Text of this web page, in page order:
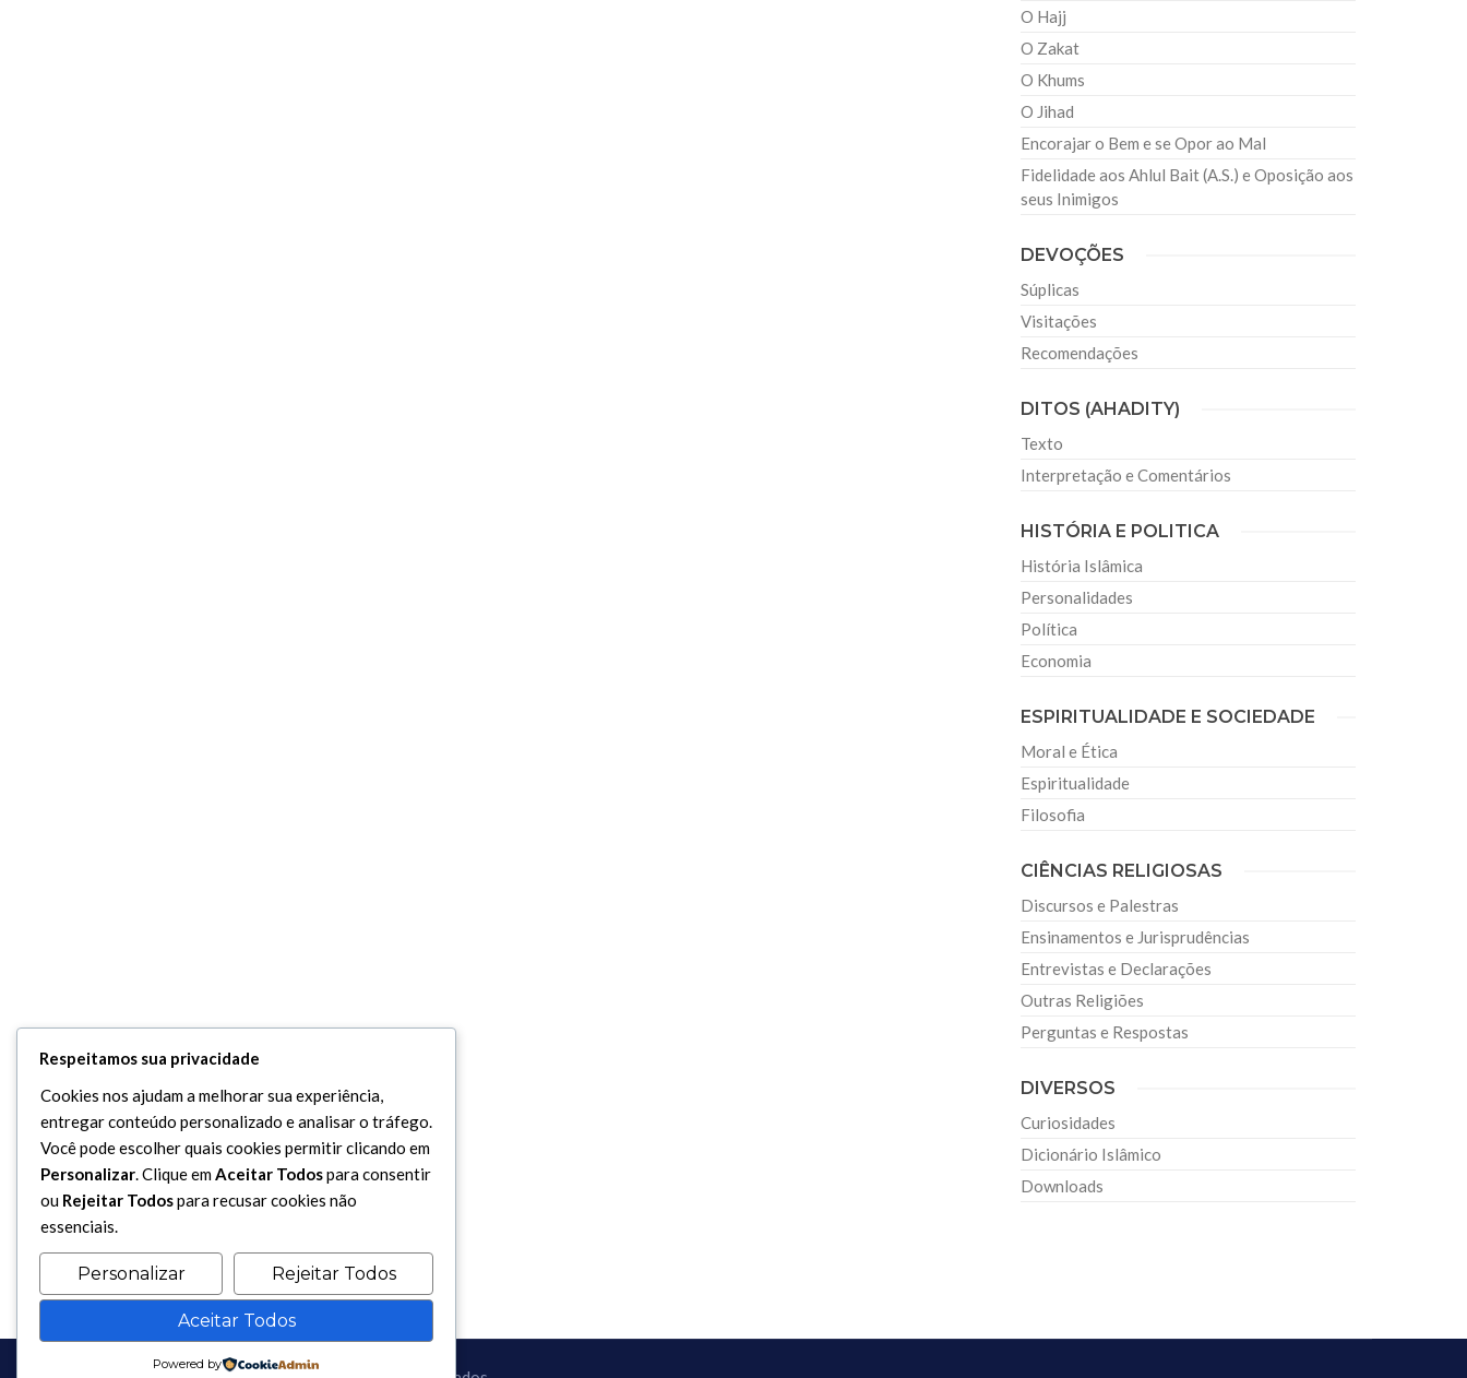
O Hajj
O Zakat
O Khums
O Jihad
Encorajar o Bem e se Opor ao Mal
Fidelidade aos Ahlul Bait (A.S.) e Oposição aos
seus Inimigos
DEVOÇÕES
Súplicas
Visitações
Recomendações
DITOS (AHADITY)
Texto
Interpretação e Comentários
HISTÓRIA E POLITICA
História Islâmica
Personalidades
Política
Economia
ESPIRITUALIDADE E SOCIEDADE
Moral e Ética
Espiritualidade
Filosofia
CIÊNCIAS RELIGIOSAS
Discursos e Palestras
Ensinamentos e Jurisprudências
Entrevistas e Declarações
Outras Religiões
Perguntas e Respostas
DIVERSOS
Curiosidades
Dicionário Islâmico
Downloads
Respeitamos sua privacidade
Cookies nos ajudam a melhorar sua experiência,
entregar conteúdo personalizado e analisar o tráfego.
Você pode escolher quais cookies permitir clicando em
Personalizar. Clique emAceitar Todospara consentir
ou Rejeitar Todospara recusar cookies não
essenciais.
Personalizar Rejeitar Todos
Aceitar Todos
Powered by